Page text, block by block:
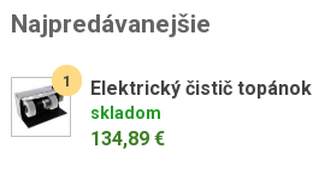
Najpredávanejšie
1 Elektrický čistič topánok
skladom
134,89 €